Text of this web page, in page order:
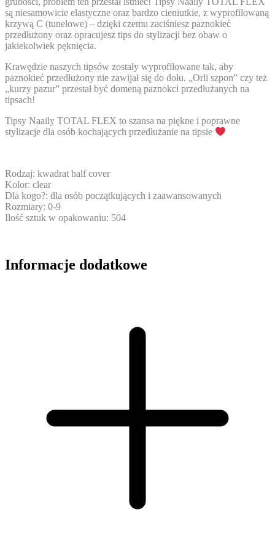
są niesamowicie elastyczne oraz bardzo cieniutkie, z wyprofilowaną
krzywą C (tunelowe) – dzięki czemu zaciśniesz paznokieć
przedłużony oraz opracujesz tips do stylizacji bez obaw o
jakiekolwiek pęknięcia.
Krawędzie naszych tipsów zostały wyprofilowane tak, aby
paznokieć przedłużony nie zawijał się do dołu. „Orli szpon” czy też
„kurzy pazur” przestał być domeną paznokci przedłużanych na
tipsach!
Tipsy Naaily TOTAL FLEX to szansa na piękne i poprawne
stylizacje dla osób kochających przedłużanie na tipsie
Rodzaj: kwadrat half cover
Kolor: clear
Dla kogo?: dla osób początkujących i zaawansowanych
Rozmiary: 0-9
Ilość sztuk w opakowaniu: 504
Informacje dodatkowe